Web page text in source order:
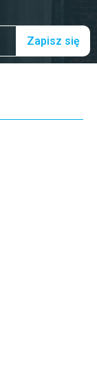
Zapisz się